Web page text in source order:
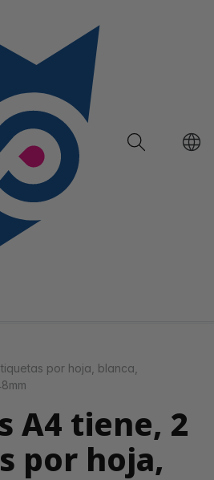
por hoja, blanca,
A4 tiene, 2
por hoja,